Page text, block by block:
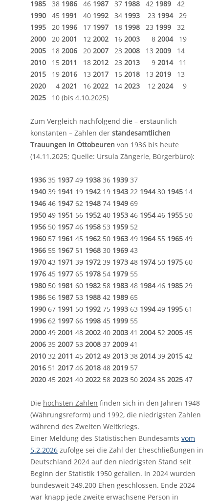
1985 38 1986 46 1987 37 1988 42 1989 42
1990 45 1991 40 1992 34 1993 23 199429
1995 20 1996 17 1997 18 1998 23 1999 32
2000 20 2001 12 2002 16 2003 8 200419
2005 18 2006 20 2007 23 2008 13 2009 14
2010 15 2011 18 2012 23 2013 9 201411
2015 19 2016 13 2017 15 2018 13 2019 13
2020 4 2021 16 2022 14 2023 12 20249
2025 10 (bis 4.10.2025)
Zum Vergleich nachfolgend die – erstaunlich
konstanten – Zahlen der standesamtlichen
Trauungen in Ottobeuren von 1936 bis heute
(14.11.2025; Quelle: Ursula Zängerle, Bürgerbüro):
1936 35 1937 49 1938 36 1939 37
1940 39 1941 19 1942 19 1943 22 194430 1945 14
1946 46 1947 62 1948 74 1949 69
1950 49 1951 56 1952 40 1953 46 195446 1955 50
1956 50 1957 46 1958 53 1959 52
1960 57 1961 45 1962 50 1963 49 196455 1965 49
1966 55 1967 51 1968 30 1969 43
1970 43 1971 39 1972 39 1973 48 197450 1975 60
1976 45 1977 65 1978 54 1979 55
1980 50 1981 60 1982 58 1983 48 198446 1985 29
1986 56 1987 53 1988 42 1989 65
1990 67 1991 50 1992 75 1993 63 199449 1995 61
1996 62 1997 66 1998 45 1999 55
2000 49 2001 48 2002 40 2003 41 200452 2005 45
2006 35 2007 53 2008 37 2009 41
2010 32 2011 45 2012 49 2013 38 201439 2015 42
2016 51 2017 46 2018 48 2019 57
2020 45 2021 40 2022 58 2023 50 202435 2025 47
Die höchsten Zahlen finden sich in den Jahren 1948
(Währungsreform) und 1992, die niedrigsten Zahlen
während des Zweiten Weltkriegs.
Einer Meldung des Statistischen Bundesamts vom
5.2.2026 zufolge sei die Zahl der Eheschließungen in
Deutschland 2024 auf den niedrigsten Stand seit
Beginn der Statistik 1950 gefallen. In 2024 wurden
bundesweit 349.200 Ehen geschlossen. Ende 2024
war knapp jede zweite erwachsene Person in